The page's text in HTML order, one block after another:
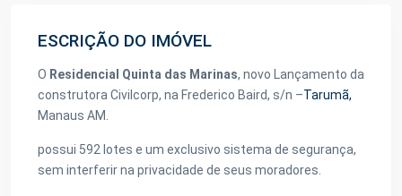
ESCRIÇÃO DO IMÓVEL
O Residencial Quinta das Marinas, novo Lançamento da
construtora Civilcorp, na Frederico Baird, s/n –Tarumã,
Manaus AM.
possui 592 lotes e um exclusivo sistema de segurança,
sem interferir na privacidade de seus moradores.